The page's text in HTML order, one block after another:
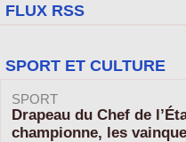
FLUX RSS
SPORT ET CULTURE
SPORT
Drapeau du Chef de
championne, les